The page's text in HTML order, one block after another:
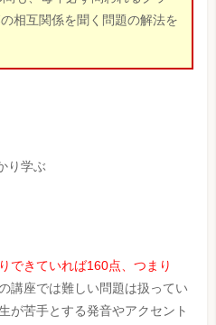
相互関係を聞く問題の解法を
り学ぶ
できていれば160点、つまり
講座では難しい問題は扱ってい
が苦手とする発音やアクセント